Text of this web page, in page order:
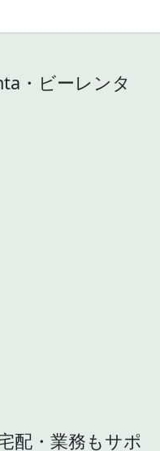
・ビーレンタ
配・業務もサポ